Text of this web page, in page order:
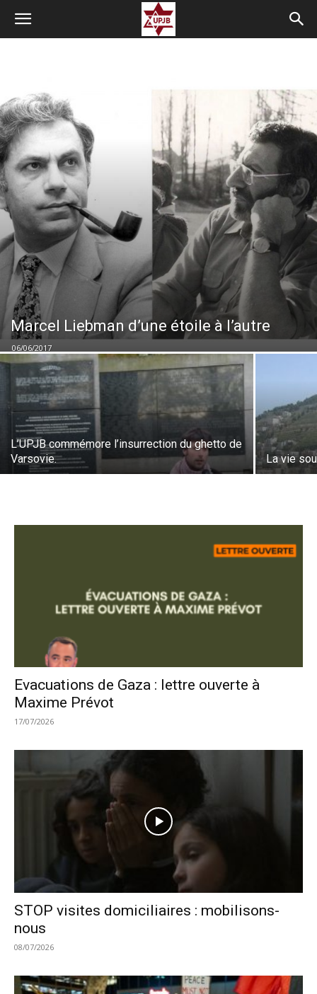
Marcel Liebman d’une étoile à l’autre
06/06/2017
L’UPJB commémore l’insurrection du ghetto de
Varsovie.
La vie
Evacuations de Gaza : lettre ouverte à
Maxime Prévot
17/07/2026
STOP visites domiciliaires : mobilisons-
nous
08/07/2026